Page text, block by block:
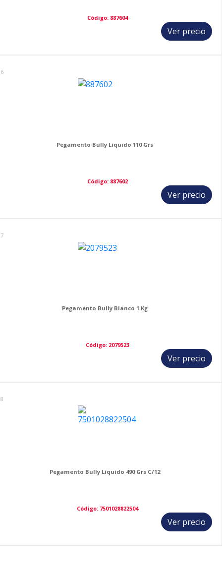
Código: 887604
Ver precio
Pegamento Bully Liquido 110 Grs
Código: 887602
Ver precio
Pegamento Bully Blanco 1 Kg
Código: 2079523
Ver precio
Pegamento Bully Liquido 490 Grs C/12
Código: 7501028822504
Ver precio